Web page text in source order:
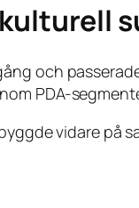
och
PDA-
vidare